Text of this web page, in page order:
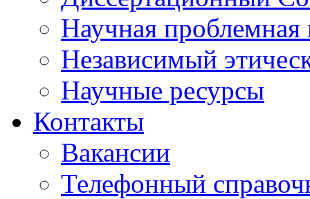
Научная проблемная
Независимый
Научные ресурсы
Контакты
Вакансии
Телефонный